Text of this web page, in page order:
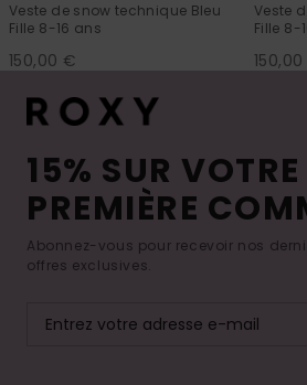
Veste de snow technique Bleu
Fille 8-16 ans
150,00 €
Veste
Fille 8-
15% SUR VOTRE
PREMIÈRE
Abonnez-vous pour recevoir nos
offres exclusives.